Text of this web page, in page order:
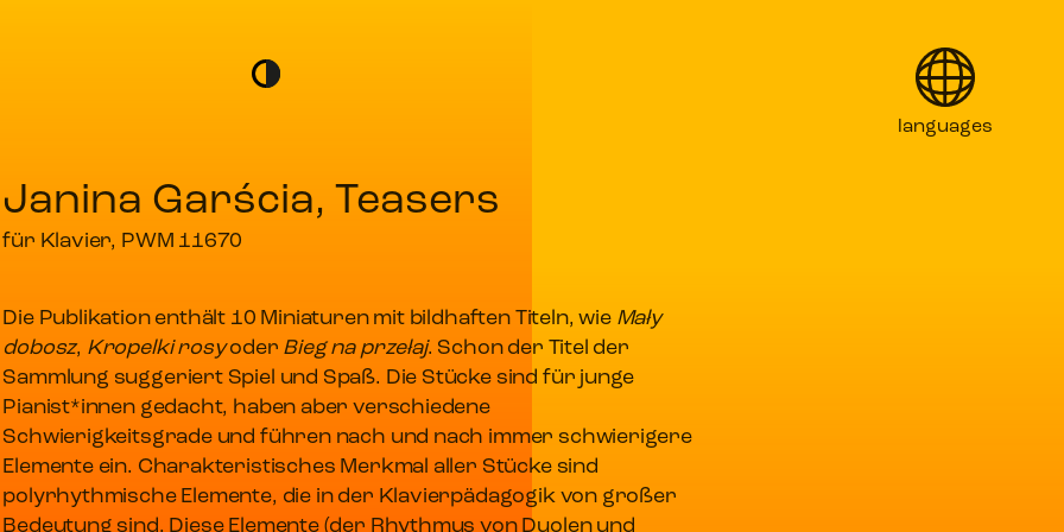
languages
Janina Garścia, Teasers
für Klavier, PWM 11670
Die Publikation enthält 10 Miniaturen mit bildhaften Titeln, wie Mały
dobosz, Kropelki rosyoder Bieg na przełaj. Schon der Titel der
Sammlung suggeriert Spiel und Spaß. Die Stücke sind für junge
Pianist*innen gedacht, haben aber verschiedene
Schwierigkeitsgrade und führen nach und nach immer schwierigere
Elemente ein. Charakteristisches Merkmal aller Stücke sind
polyrhythmische Elemente, die in der Klavierpädagogik von großer
Bedeutung sind. Diese Elemente (der Rhythmus von Duolen und